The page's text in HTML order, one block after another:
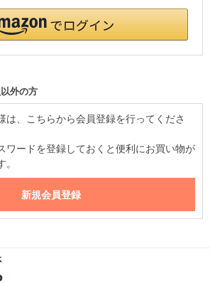
外の方
は、こちらから会員登録を行ってくださ
ワードを登録しておくと便利にお買い物が